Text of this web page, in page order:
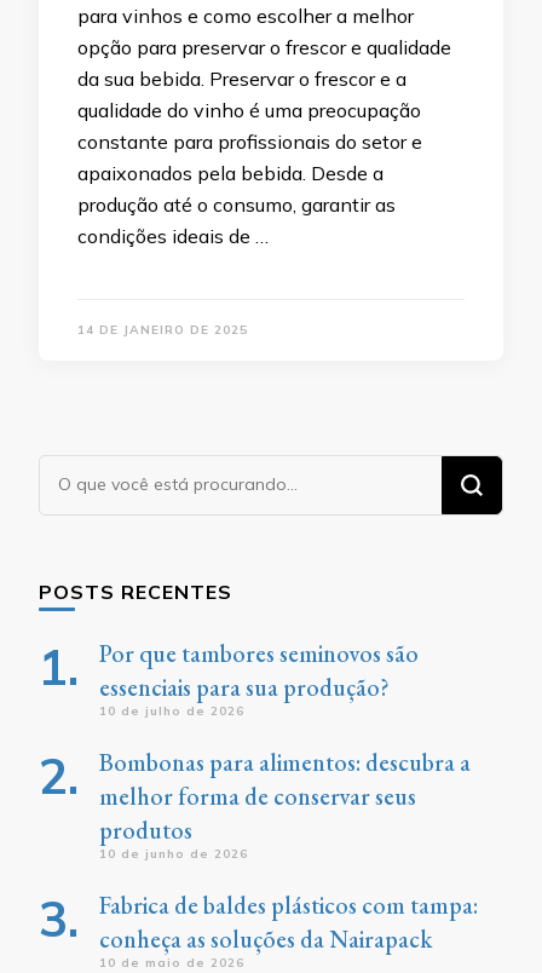
para vinhos e como escolher a melhor
opção para preservar o frescor e qualidade
da sua bebida. Preservar o frescor e a
qualidade do vinho é uma preocupação
constante para profissionais do setor e
apaixonados pela bebida. Desde a
produção até o consumo, garantir as
condições ideais de …
14 DE JANEIRO DE 2025
Procurando
algo?
POSTS RECENTES
Por que tambores seminovos são
essenciais para sua produção?
10 de julho de 2026
Bombonas para alimentos: descubra a
melhor forma de conservar seus
produtos
10 de junho de 2026
Fabrica de baldes plásticos com tampa:
conheça as soluções da Nairapack
10 de maio de 2026